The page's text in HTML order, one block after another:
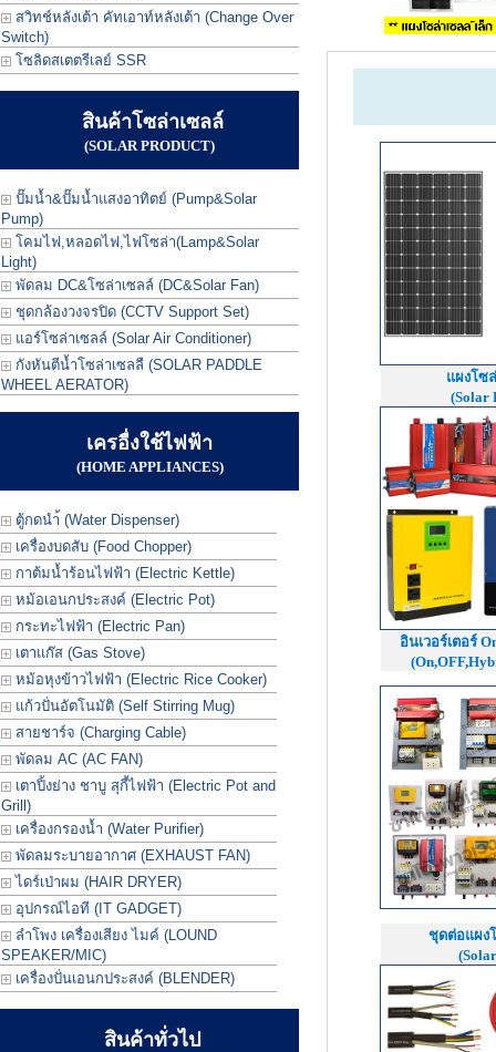
สวิทช์หลังเต้า คัทเอาท์หลังเต้า (Change Over
Switch)
โซลิดสเตตรีเลย์ SSR
สินค้าโซล่าเซลล์
(SOLAR PRODUCT)
ปั๊มน้ำ&ปั๊มน้ำแสงอาทิตย์ (Pump&Solar
Pump)
โคมไฟ,หลอดไฟ,ไฟโซล่า(Lamp&Solar
Light)
พัดลม DC&โซล่าเซลล์ (DC&Solar Fan)
ชุดกล้องวงจรปิด (CCTV Support Set)
แอร์โซล่าเซลล์ (Solar Air Conditioner)
กังหันตีน้ำโซล่าเซลลื (SOLAR PADDLE
WHEEL AERATOR)
เครอื่งใช้ไฟฟ้า
(HOME APPLIANCES)
ตู้กดนำ้ (Water Dispenser)
เครื่องบดสับ (Food Chopper)
กาต้มน้ำร้อนไฟฟ้า (Electric Kettle)
หม้อเอนกประสงค์ (Electric Pot)
กระทะไฟฟ้า (Electric Pan)
เตาแก๊ส (Gas Stove)
หม้อหุงข้าวไฟฟ้า (Electric Rice Cooker)
แก้วปั่นอัตโนมัติ (Self Stirring Mug)
สายชาร์จ (Charging Cable)
พัดลม AC (AC FAN)
เตาปิ้งย่าง ชาบู สุกี้ไฟฟ้า (Electric Pot and
Grill)
เครื่องกรองน้ำ (Water Purifier)
พัดลมระบายอากาศ (EXHAUST FAN)
ไดร์เป่าผม (HAIR DRYER)
อุปกรณ์ไอที (IT GADGET)
ลำโพง เครื่องเสียง ไมค์ (LOUND
SPEAKER/MIC)
เครื่องปั่นเอนกประสงค์ (BLENDER)
สินค้าทั่วไป
แผงโซ
(Solar
อินเวอร์เตอร์
ชุดต่อแผง